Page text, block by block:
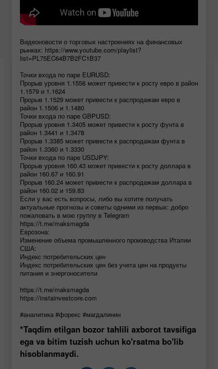
Видеоновости о торговых настроениях на финансовых
рынках: https://www.youtube.com/playlist?
list=PL75EC64B7B2FC1B37
Точки входа по паре EURUSD:
Прорыв уровня 1.1556 может привести к росту евро в район
1.1579 и 1.1624
Прорыв 1.1529 может привести к распродажам евро в
район 1.1506 и 1.1480
Точки входа по паре GBPUSD:
Прорыв уровня 1.3405 может привести к росту фунта в
район 1.3441 и 1.3478
Прорыв 1.3385 может привести к распродажам фунта в
район 1.3360 и 1.3330
Точки входа по паре USDJPY:
Прорыв уровня 160.43 может привести к росту доллара в
район 160.67 и 160.91
Прорыв 160.24 может привести к распродажам доллара в
район 160.02 и 159.83
Если у вас есть вопросы, либо вы хотите получать
актуальные прогнозы и советы одними из первых: добро
пожаловать в мою группу в Telegram
https://t.me/maksmagda
Еврозона:
Изменение объема промышленного производства Италии
США:
Индекс потребительских цен
Индекс потребительских цен без учета цен на продукты
питания и энергоносители
https://t.me/maksmagda
https://instainvestcore.com
#аналитика #форекс #магдалинин
*Taqdim etilgan bozor tahlili axborot tavsifiga
ega va bitim tuzish uchun ko'rsatma bo'lib
hisoblanmaydi.